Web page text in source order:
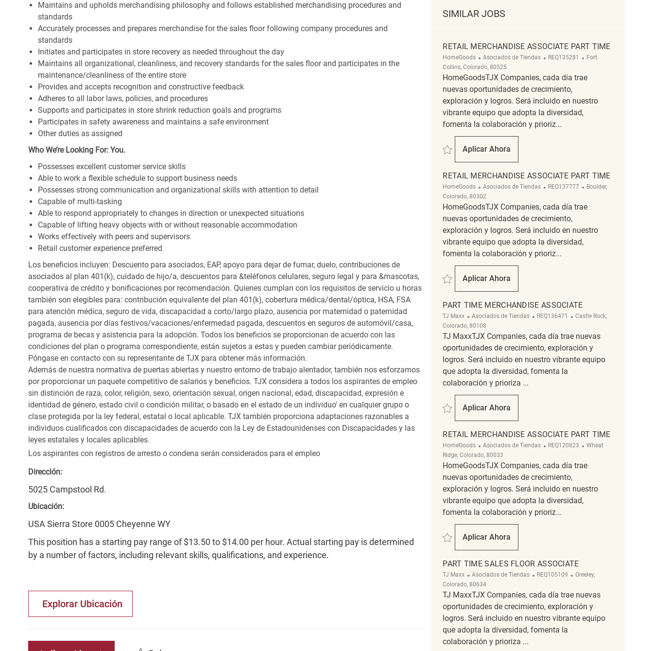
Maintains and upholds merchandising philosophy and follows established merchandising procedures and
standards
Accurately processes and prepares merchandise for the sales floor following company procedures and
standards
Initiates and participates in store recovery as needed throughout the day
Maintains all organizational, cleanliness, and recovery standards for the sales floor and participates in the
maintenance/cleanliness of the entire store
Provides and accepts recognition and constructive feedback
Adheres to all labor laws, policies, and procedures
Supports and participates in store shrink reduction goals and programs
Participates in safety awareness and maintains a safe environment
Other duties as assigned
Who We’re Looking For: You.
Possesses excellent customer service skills
Able to work a flexible schedule to support business needs
Possesses strong communication and organizational skills with attention to detail
Capable of multi-tasking
Able to respond appropriately to changes in direction or unexpected situations
Capable of lifting heavy objects with or without reasonable accommodation
Works effectively with peers and supervisors
Retail customer experience preferred
Los beneficios incluyen: Descuento para asociados, EAP, apoyo para dejar de fumar, duelo, contribuciones de
asociados al plan 401(k), cuidado de hijo/a, descuentos para &teléfonos celulares, seguro legal y para &mascotas,
cooperativa de crédito y bonificaciones por recomendación. Quienes cumplan con los requisitos de servicio u horas
también son elegibles para: contribución equivalente del plan 401(k), cobertura médica/dental/óptica, HSA, FSA
para atención médica, seguro de vida, discapacidad a corto/largo plazo, ausencia por maternidad o paternidad
pagada, ausencia por días festivos/vacaciones/enfermedad pagada, descuentos en seguros de automóvil/casa,
programa de becas y asistencia para la adopción. Todos los beneficios se proporcionan de acuerdo con las
condiciones del plan o programa correspondiente, están sujetos a estas y pueden cambiar periódicamente.
Póngase en contacto con su representante de TJX para obtener más información.
Además de nuestra normativa de puertas abiertas y nuestro entorno de trabajo alentador, también nos esforzamos
por proporcionar un paquete competitivo de salarios y beneficios. TJX considera a todos los aspirantes de empleo
sin distinción de raza, color, religión, sexo, orientación sexual, origen nacional, edad, discapacidad, expresión e
identidad de género, estado civil o condición militar, o basado en el estado de un individuo' en cualquier grupo o
clase protegida por la ley federal, estatal o local aplicable. TJX también proporciona adaptaciones razonables a
individuos cualificados con discapacidades de acuerdo con la Ley de Estadounidenses con Discapacidades y las
leyes estatales y locales aplicables.
Los aspirantes con registros de arresto o condena serán considerados para el empleo
Dirección:
5025 Campstool Rd.
Ubicación:
USA Sierra Store 0005 Cheyenne WY
This position has a starting pay range of $13.50 to $14.00 per hour. Actual starting pay is determined
by a number of factors, including relevant skills, qualifications, and experience.
Explorar Ubicación
SIMILAR JOBS
RETAIL MERCHANDISE ASSOCIATE PART TIME
HomeGoods Categoría
Asociados de Tiendas ReqId
REQ135281 Ubicación
Fort
Collins, Colorado, 80525
HomeGoodsTJX Companies, cada día trae
nuevas oportunidades de crecimiento,
exploración y logros. Será incluido en nuestro
vibrante equipo que adopta la diversidad,
fomenta la colaboración y prioriz...
Salvar Retail Merchandise Associate Part Time REQ135281
Aplicar Ahora
Retail Merchandise Associate Part Time
RETAIL MERCHANDISE ASSOCIATE PART TIME
HomeGoods Categoría
Asociados de Tiendas ReqId
REQ137777 Ubicación
Boulder,
Colorado, 80302
HomeGoodsTJX Companies, cada día trae
nuevas oportunidades de crecimiento,
exploración y logros. Será incluido en nuestro
vibrante equipo que adopta la diversidad,
fomenta la colaboración y prioriz...
Salvar Retail Merchandise Associate Part Time REQ137777
Aplicar Ahora
Retail Merchandise Associate Part Time
PART TIME MERCHANDISE ASSOCIATE
TJ Maxx Categoría
Asociados de Tiendas ReqId
REQ136471 Ubicación
Castle Rock,
Colorado, 80108
TJ MaxxTJX Companies, cada día trae nuevas
oportunidades de crecimiento, exploración y
logros. Será incluido en nuestro vibrante equipo
que adopta la diversidad, fomenta la
colaboración y prioriza ...
Salvar Part Time Merchandise Associate REQ136471
Aplicar Ahora
Part Time Merchandise Associate
RETAIL MERCHANDISE ASSOCIATE PART TIME
HomeGoods Categoría
Asociados de Tiendas ReqId
REQ120823 Ubicación
Wheat
Ridge, Colorado, 80033
HomeGoodsTJX Companies, cada día trae
nuevas oportunidades de crecimiento,
exploración y logros. Será incluido en nuestro
vibrante equipo que adopta la diversidad,
fomenta la colaboración y prioriz...
Salvar Retail Merchandise Associate Part Time REQ120823
Aplicar Ahora
Retail Merchandise Associate Part Time
PART TIME SALES FLOOR ASSOCIATE
TJ Maxx Categoría
Asociados de Tiendas ReqId
REQ105109 Ubicación
Greeley,
Colorado, 80634
TJ MaxxTJX Companies, cada día trae nuevas
oportunidades de crecimiento, exploración y
logros. Será incluido en nuestro vibrante equipo
que adopta la diversidad, fomenta la
colaboración y prioriza ...